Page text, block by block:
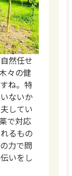
然任せ
々の健
ね。特
ないか
してい
で対応
るもの
力で問
いをし